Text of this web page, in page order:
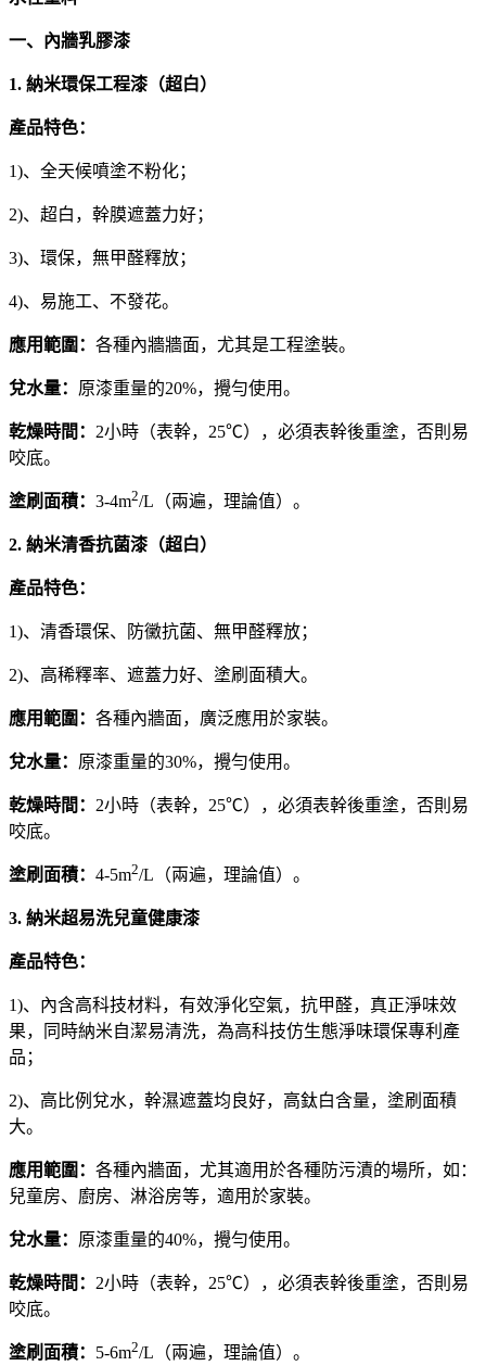
一、內牆乳膠漆
1. 納米環保工程漆（超白）
產品特色：
1)、全天候噴塗不粉化；
2)、超白，幹膜遮蓋力好；
3)、環保，無甲醛釋放；
4)、易施工、不發花。
應用範圍： 各種內牆牆面，尤其是工程塗裝。
兌水量： 原漆重量的20%，攪勻使用。
乾燥時間： 2小時（表幹，25℃），必須表幹後重塗，否則易
咬底。
塗刷面積： 3-4m2/L（兩遍，理論值）。
2. 納米清香抗菌漆（超白）
產品特色：
1)、清香環保、防黴抗菌、無甲醛釋放；
2)、高稀釋率、遮蓋力好、塗刷面積大。
應用範圍： 各種內牆面，廣泛應用於家裝。
兌水量： 原漆重量的30%，攪勻使用。
乾燥時間： 2小時（表幹，25℃），必須表幹後重塗，否則易
咬底。
塗刷面積： 4-5m2/L（兩遍，理論值）。
3. 納米超易洗兒童健康漆
產品特色：
1)、內含高科技材料，有效淨化空氣，抗甲醛，真正淨味效
果，同時納米自潔易清洗，為高科技仿生態淨味環保專利產
品；
2)、高比例兌水，幹濕遮蓋均良好，高鈦白含量，塗刷面積
大。
應用範圍： 各種內牆面，尤其適用於各種防污漬的場所，如：
兒童房、廚房、淋浴房等，適用於家裝。
兌水量： 原漆重量的40%，攪勻使用。
乾燥時間： 2小時（表幹，25℃），必須表幹後重塗，否則易
咬底。
塗刷面積： 5-6m2/L（兩遍，理論值）。